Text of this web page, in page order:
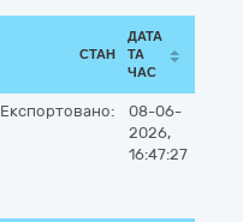
СТАН
ДАТА
ТА
ЧАС
Експортовано:
08-06-
2026,
16:47:27